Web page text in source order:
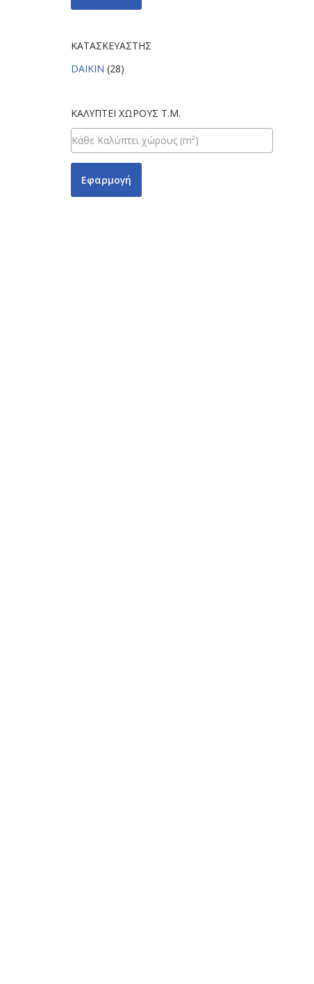
ΚΑΤΑΣΚΕΥΑΣΤΉΣ
DAIKIN (28)
ΚΑΛΎΠΤΕΙ ΧΏΡΟΥΣ Τ.Μ.
Εφαρμογή